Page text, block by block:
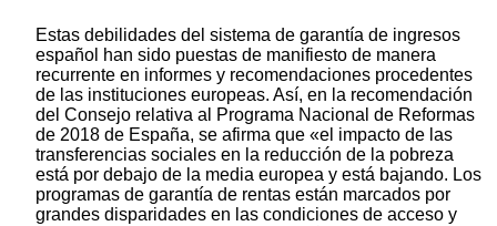
Estas debilidades del sistema de garantía de ingresos
español han sido puestas de manifiesto de manera
recurrente en informes y recomendaciones procedentes
de las instituciones europeas. Así, en la recomendación
del Consejo relativa al Programa Nacional de Reformas
de 2018 de España, se afirma que «el impacto de las
transferencias sociales en la reducción de la pobreza
está por debajo de la media europea y está bajando. Los
programas de garantía de rentas están marcados por
grandes disparidades en las condiciones de acceso y